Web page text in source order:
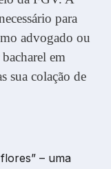
para
advogado ou
em
sua colação de
– uma